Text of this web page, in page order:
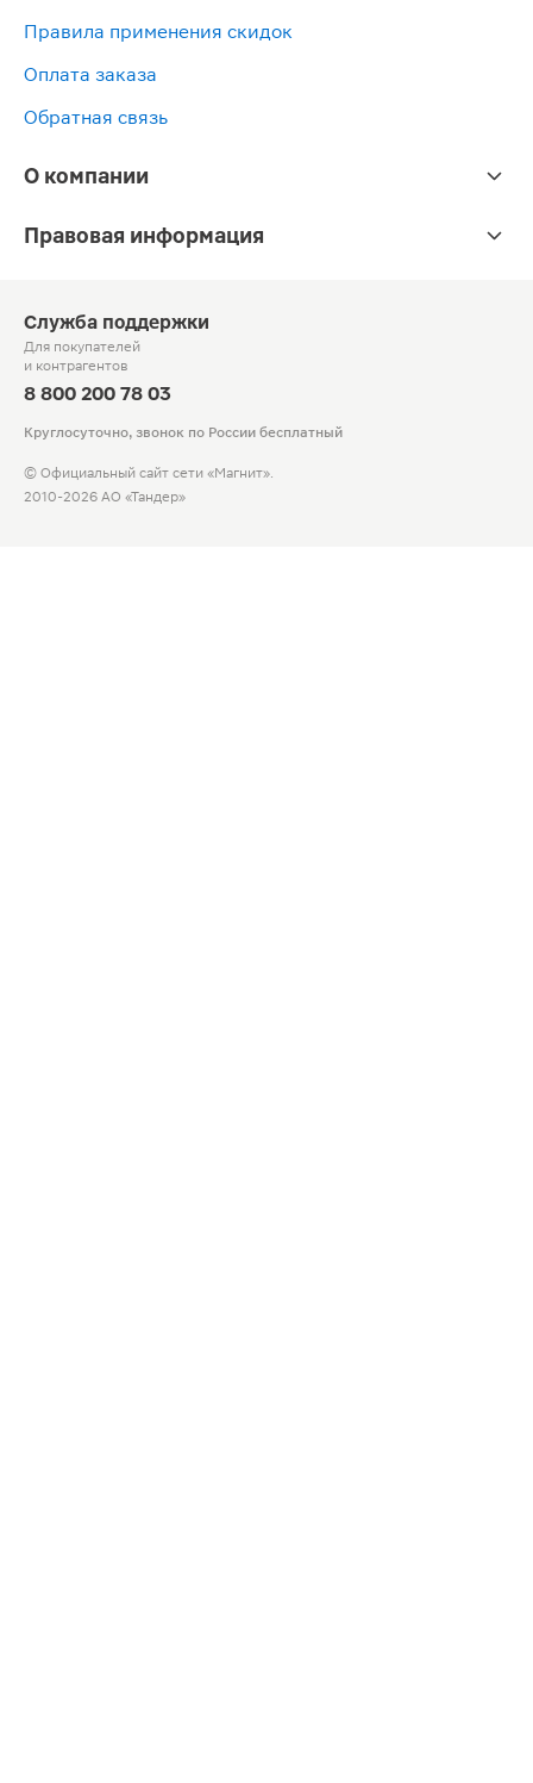
Правила применения скидок
Оплата заказа
Обратная связь
О компании
Правовая информация
Служба поддержки
Для покупателей
и контрагентов
8 800 200 78 03
Круглосуточно, звонок по России бесплатный
© Официальный сайт сети «Магнит».
2010-2026 АО «Тандер»